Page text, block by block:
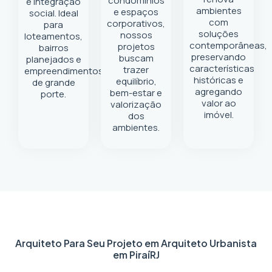
social. Ideal
para
loteamentos,
bairros
planejados e
empreendimentos
de grande
porte.
e espaços
corporativos,
nossos
projetos
buscam
trazer
equilíbrio,
bem-estar e
valorização
dos
ambientes.
ambientes
com
soluções
contemporâneas,
preservando
características
históricas e
agregando
valor ao
imóvel.
Arquiteto Para Seu Projeto emArquiteto Urbanista
em PiraíRJ